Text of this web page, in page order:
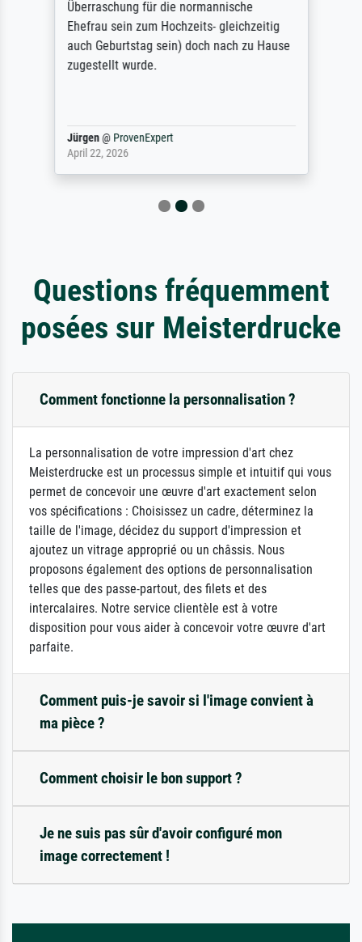
Überraschung für die normannische
Ehefrau sein zum Hochzeits- gleichzeitig
auch Geburtstag sein) doch nach zu Hause
zugestellt wurde.
Jürgen@ ProvenExpert
April 22, 2026
Questions fréquemment
posées sur Meisterdrucke
Comment fonctionne la personnalisation ?
La personnalisation de votre impression d'art chez
Meisterdrucke est un processus simple et intuitif qui vous
permet de concevoir une œuvre d'art exactement selon
vos spécifications : Choisissez un cadre, déterminez la
taille de l'image, décidez du support d'impression et
ajoutez un vitrage approprié ou un châssis. Nous
proposons également des options de personnalisation
telles que des passe-partout, des filets et des
intercalaires. Notre service clientèle est à votre
disposition pour vous aider à concevoir votre œuvre d'art
parfaite.
Comment puis-je savoir si l'image convient à
ma pièce ?
Comment choisir le bon support ?
Je ne suis pas sûr d'avoir configuré mon
image correctement !